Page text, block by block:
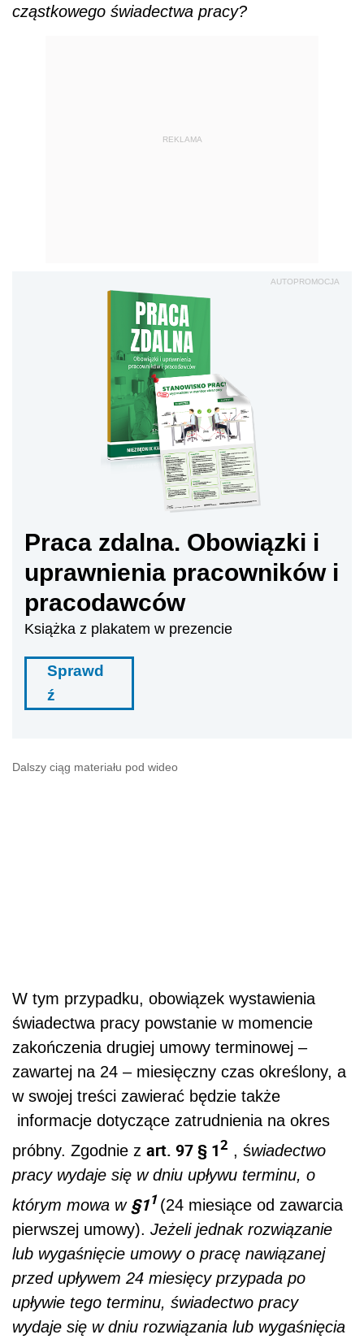
cząstkowego świadectwa pracy?
REKLAMA
AUTOPROMOCJA
Praca zdalna. Obowiązki i
uprawnienia pracowników i
pracodawców
Książka z plakatem w prezencie
Sprawd
ź
Dalszy ciąg materiału pod wideo
W tym przypadku, obowiązek wystawienia
świadectwa pracy powstanie w momencie
zakończenia drugiej umowy terminowej –
zawartej na 24 – miesięczny czas określony, a
w swojej treści zawierać będzie także
informacje dotyczące zatrudnienia na okres
próbny. Zgodnie z art. 97 § 12 , świadectwo
pracy wydaje się w dniu upływu terminu, o
którym mowa w §11(24 miesiące od zawarcia
pierwszej umowy). Jeżeli jednak rozwiązanie
lub wygaśnięcie umowy o pracę nawiązanej
przed upływem 24 miesięcy przypada po
upływie tego terminu, świadectwo pracy
wydaje się w dniu rozwiązania lub wygaśnięcia